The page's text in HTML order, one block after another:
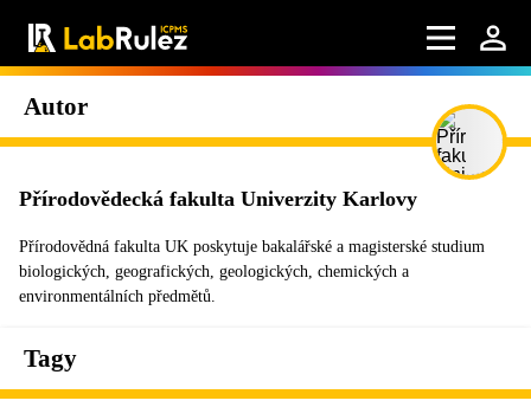
Autor
Přírodovědecká fakulta Univerzity Karlovy
Přírodovědná fakulta UK poskytuje bakalářské a magisterské studium
biologických, geografických, geologických, chemických a
environmentálních předmětů.
Tagy